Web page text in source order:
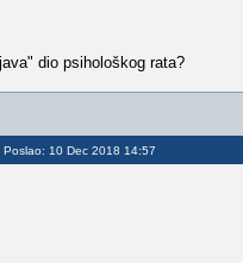
dio psihološkog rata?
Poslao: 10 Dec 2018 14:57